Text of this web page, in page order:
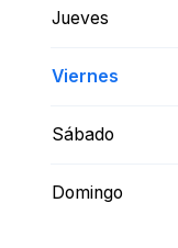
Jueves
Viernes
Sábado
Domingo